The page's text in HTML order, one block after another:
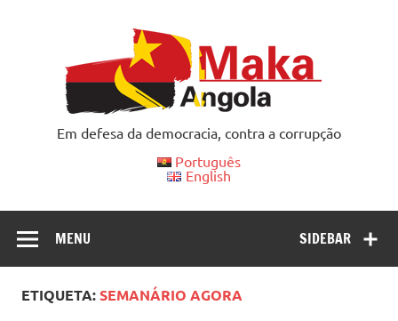
Em defesa da democracia, contra a corrupção
Português
English
SIDEBAR
MENU
ETIQUETA:SEMANÁRIO AGORA